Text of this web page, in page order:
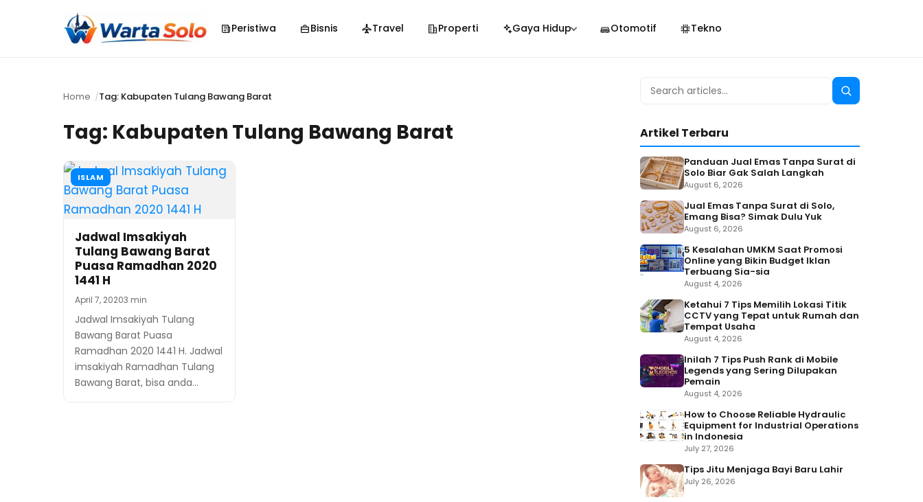
Peristiwa Bisnis Travel Properti Gaya Hidup Otomotif Tekno
Home Tag: Kabupaten Tulang Bawang Barat
Tag: Kabupaten Tulang Bawang Barat
ISLAM
Jadwal Imsakiyah
Tulang Bawang Barat
Puasa Ramadhan 2020
1441 H
April 7, 20203 min
Jadwal Imsakiyah Tulang
Bawang Barat Puasa
Ramadhan 2020 1441 H. Jadwal
imsakiyah Ramadhan Tulang
Bawang Barat, bisa anda…
Search
Search
Artikel Terbaru
Panduan Jual Emas Tanpa Surat di
Solo Biar Gak Salah Langkah
August 6, 2026
Jual Emas Tanpa Surat di Solo,
Emang Bisa? Simak Dulu Yuk
August 6, 2026
5 Kesalahan UMKM Saat Promosi
Online yang Bikin Budget Iklan
Terbuang Sia-sia
August 4, 2026
Ketahui 7 Tips Memilih Lokasi Titik
CCTV yang Tepat untuk Rumah dan
Tempat Usaha
August 4, 2026
Inilah 7 Tips Push Rank di Mobile
Legends yang Sering Dilupakan
Pemain
August 4, 2026
How to Choose Reliable Hydraulic
Equipment for Industrial Operations
in Indonesia
July 27, 2026
Tips Jitu Menjaga Bayi Baru Lahir
July 26, 2026